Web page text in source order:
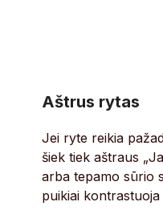
Aštrus rytas
Jei ryte reikia
šiek tiek aštraus
arba tepamo sūrio
puikiai